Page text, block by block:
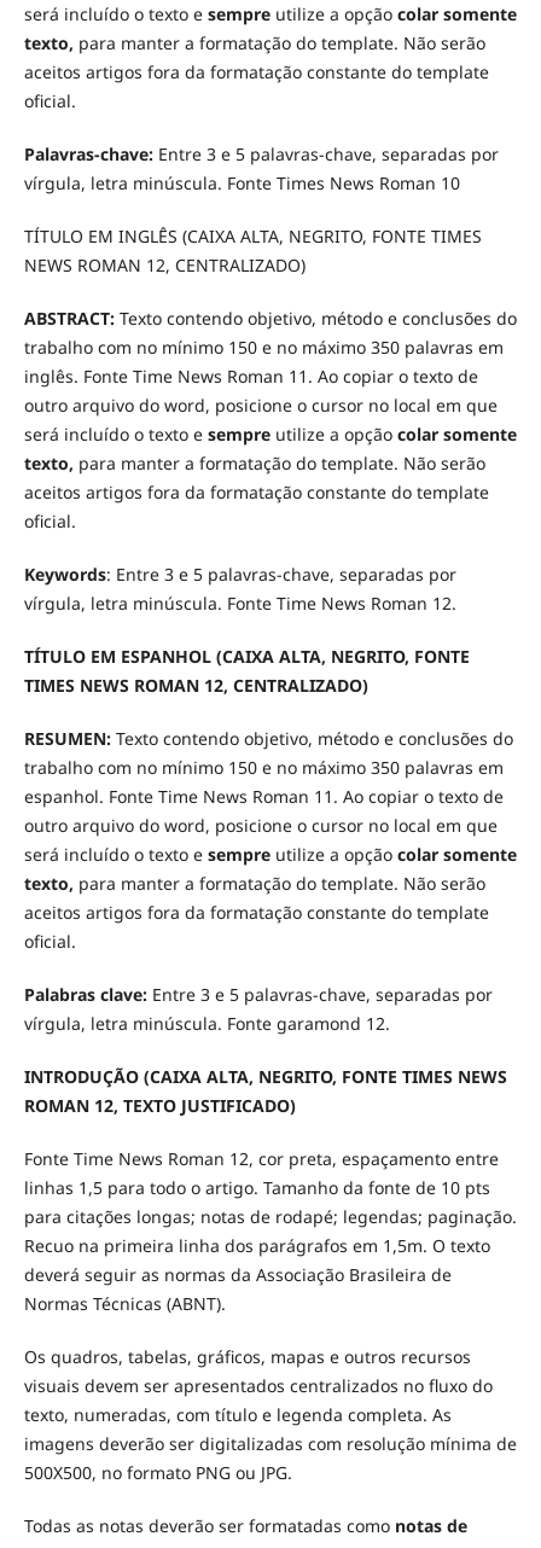
será incluído o texto e sempreutilize a opção colar somente
texto, para manter a formatação do template. Não serão
aceitos artigos fora da formatação constante do template
oficial.
Palavras-chave: Entre 3 e 5 palavras-chave, separadas por
vírgula, letra minúscula. Fonte Times News Roman 10
TÍTULO EM INGLÊS (CAIXA ALTA, NEGRITO, FONTE TIMES
NEWS ROMAN 12, CENTRALIZADO)
ABSTRACT:Texto contendo objetivo, método e conclusões do
trabalho com no mínimo 150 e no máximo 350 palavras em
inglês. Fonte Time News Roman 11. Ao copiar o texto de
outro arquivo do word, posicione o cursor no local em que
será incluído o texto e sempreutilize a opção colar somente
texto, para manter a formatação do template. Não serão
aceitos artigos fora da formatação constante do template
oficial.
Keywords: Entre 3 e 5 palavras-chave, separadas por
vírgula, letra minúscula. Fonte Time News Roman 12.
TÍTULO EM ESPANHOL (CAIXA ALTA, NEGRITO, FONTE
TIMES NEWS ROMAN 12, CENTRALIZADO)
RESUMEN:Texto contendo objetivo, método e conclusões do
trabalho com no mínimo 150 e no máximo 350 palavras em
espanhol. Fonte Time News Roman 11. Ao copiar o texto de
outro arquivo do word, posicione o cursor no local em que
será incluído o texto e sempreutilize a opção colar somente
texto, para manter a formatação do template. Não serão
aceitos artigos fora da formatação constante do template
oficial.
Palabras clave: Entre 3 e 5 palavras-chave, separadas por
vírgula, letra minúscula. Fonte garamond 12.
INTRODUÇÃO (CAIXA ALTA, NEGRITO, FONTE TIMES NEWS
ROMAN12, TEXTO JUSTIFICADO)
Fonte Time News Roman 12, cor preta, espaçamento entre
linhas 1,5 para todo o artigo. Tamanho da fonte de 10 pts
para citações longas; notas de rodapé; legendas; paginação.
Recuo na primeira linha dos parágrafos em 1,5m. O texto
deverá seguir as normas da Associação Brasileira de
Normas Técnicas (ABNT).
Os quadros, tabelas, gráficos, mapas e outros recursos
visuais devem ser apresentados centralizados no fluxo do
texto, numeradas, com título e legenda completa. As
imagens deverão ser digitalizadas com resolução mínima de
500X500, no formato PNG ou JPG.
Todas as notas deverão ser formatadas como notas de